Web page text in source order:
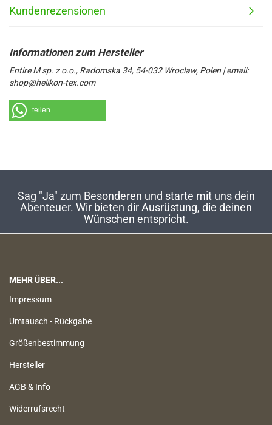
Kundenrezensionen
Entire M sp. z o.o., Radomska 34, 54-032 Wroclaw, Polen | email:
shop@helikon-tex.com
teilen
Sag "Ja" zum Besonderen und starte mit uns dein
Abenteuer. Wir bieten dir Ausrüstung, die deinen
Wünschen entspricht.
MEHR ÜBER...
Impressum
Umtausch - Rückgabe
Größenbestimmung
Hersteller
AGB & Info
Widerrufsrecht